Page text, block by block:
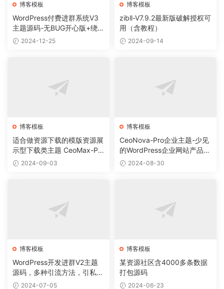
博客模板
WordPress付费进群系统V3
主题源码-无BUG开心版+绕授
权教程2024-12-25
博客模板
zibll-V7.9.2最新版破解授权可
用（含教程）
2024-09-14
博客模板
适合做资源下载的模版资源展
示型下载类主题 CeoMax-Pro
_v7.6 开心版
2024-09-03
博客模板
CeoNova-Pro企业主题-少见
的WordPress企业网站产品展
示主题2024-08-30
博客模板
WordPress开发进群V2主题
源码，多种引流方法，引私域
二次变现
2024-07-05
博客模板
某资源社区含4000多条数据
打包源码
2024-06-23